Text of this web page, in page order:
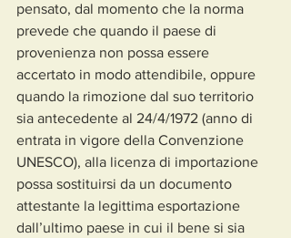
pensato, dal momento che la norma
prevede che quando il paese di
provenienza non possa essere
accertato in modo attendibile, oppure
quando la rimozione dal suo territorio
sia antecedente al 24/4/1972 (anno di
entrata in vigore della Convenzione
UNESCO), alla licenza di importazione
possa sostituirsi da un documento
attestante la legittima esportazione
dall’ultimo paese in cui il bene si sia